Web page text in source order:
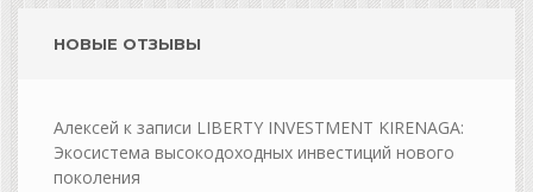
НОВЫЕ ОТЗЫВЫ
Алексей к записи LIBERTY INVESTMENT KIRENAGA:
Экосистема высокодоходных инвестиций нового
поколения